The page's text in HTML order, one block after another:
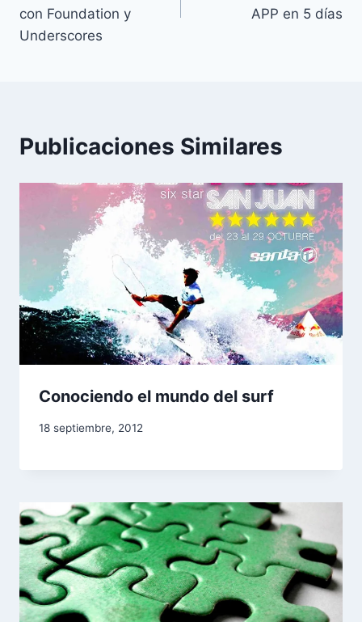
entradas
con Foundation y
Underscores
APP en 5 días
Publicaciones Similares
Conociendo el mundo del surf
18 septiembre, 2012